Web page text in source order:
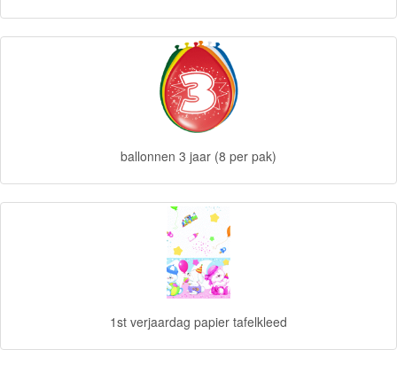
Finding
ballonnen 3 jaar (8 per pak)
1st verjaardag papier tafelkleed